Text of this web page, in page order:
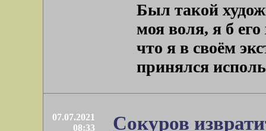
Был такой
моя воля, я б
что я в своём
принялся
07.07.2021
08:33
Сокуров